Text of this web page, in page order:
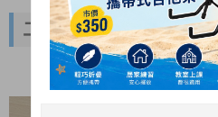
專業鋼琴到府
暑假限定!
木吉他大保養原價
二手中提琴